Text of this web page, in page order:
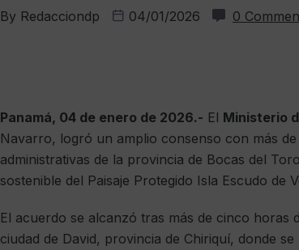
By Redacciondp 04/01/2026 0
Panamá, 04 de enero de 2026.- El Ministerio
Navarro, logró un amplio consenso con más
administrativas de la provincia de Bocas del
sostenible del Paisaje Protegido Isla Escudo de
El acuerdo se alcanzó tras más de cinco
ciudad de David, provincia de Chiriquí, donde